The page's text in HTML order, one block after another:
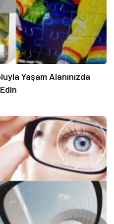
Yaşam Alanınızda